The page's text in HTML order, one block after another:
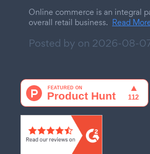
Online commerce is an integral
overall retail business. Read
Posted by on 2026-08-